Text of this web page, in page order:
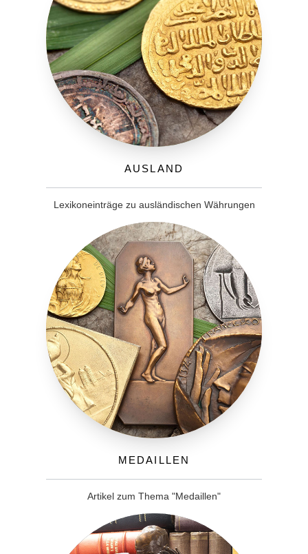
Ausland
Lexikoneinträge zu ausländischen Währungen
Medaillen
Artikel zum Thema "Medaillen"